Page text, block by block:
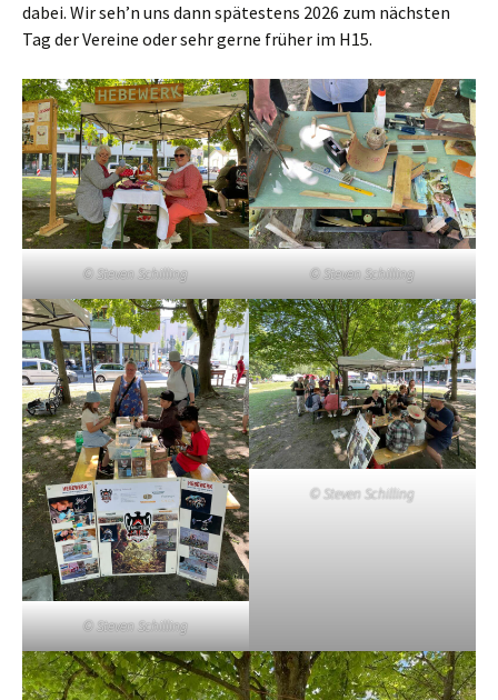
dabei. Wir seh’n uns dann spätestens 2026 zum nächsten
Tag der Vereine oder sehr gerne früher im H15.
© Steven Schilling © Steven Schilling
© Steven Schilling
© Steven Schilling